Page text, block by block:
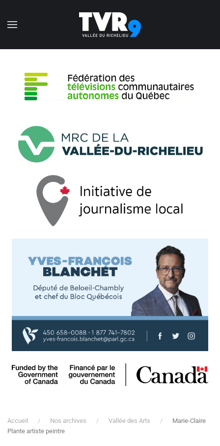
Accéder au contenu principal
Accueil Nos archives Vallée des Arts
Marie-Claire
Plante artiste peintre